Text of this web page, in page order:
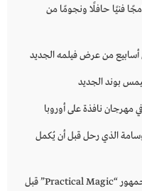
2026 يكشف برنامجًا فنيًا حافلًا ونجومًا من
أسابيع من عرض فيلمه الجديد
بوند الجديد
الذي رحل قبل أن يُكمل
ساندرا بولوك ونيكول كيدمان تفاجئان جمهور “Practical Magic” قبل